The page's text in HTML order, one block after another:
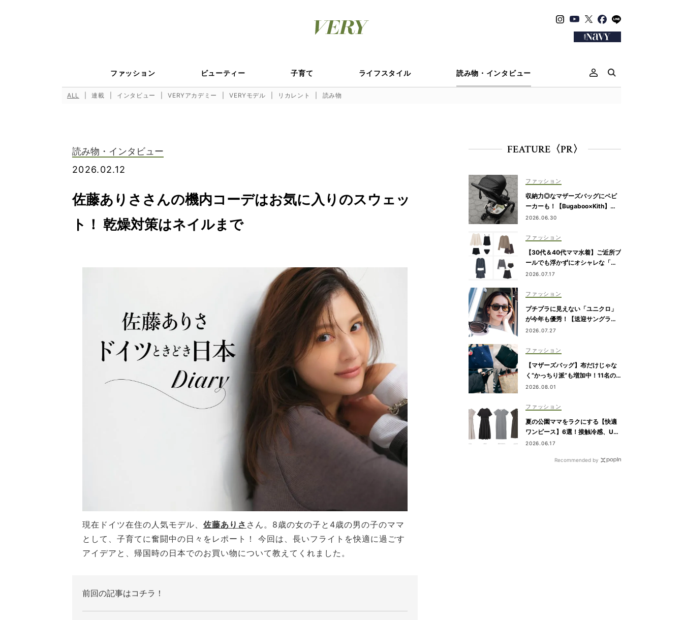
ファッション ビューティー 子育て ライフスタイル 読み物・インタビュー
ALL 連載 インタビュー VERYアカデミー VERYモデル リカレント 読み物
読み物・インタビュー
2026.02.12
佐藤ありささんの機内コーデはお気に入りのスウェッ
ト！ 乾燥対策はネイルまで
現在ドイツ在住の人気モデル、 佐藤ありさ さん。 8歳の女の子と 4歳の男の子のママ
として、子育てに奮闘中の日々をレポート！ 今回は、長いフライトを快適に過ごす
アイデアと、帰国時の日本でのお買い物について教えてくれました。
前回の記事はコチラ！
FEATURE〈PR〉
ファッション
収納力◎なマザーズバッグにベビ
ーカーも！【Bugaboo×Kith】が
限定コラボ
2026.06.30
ファッション
【30代＆40代ママ水着】ご近所プ
ールでも浮かずにオシャレな「ラ
ッシュガード＆ショートパンツセ
2026.07.17
ファッション
プチプラに見えない「ユニクロ」
が今年も優秀！【送迎サングラ
ス】のトレンドは“黒”のフレーム
2026.07.27
ファッション
【マザーズバッグ】布だけじゃな
く“かっちり派”も増加中！11名の
愛用ブランドは？
2026.08.01
ファッション
夏の公園ママをラクにする【快適
ワンピース】6選！接触冷感、UV
カット機能付きも
2026.06.17
Recommended by